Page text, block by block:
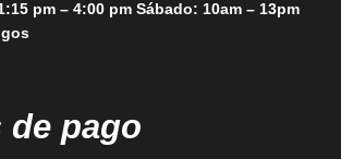
pm – 4:00 pm Sábado: 10am – 13pm
de pago